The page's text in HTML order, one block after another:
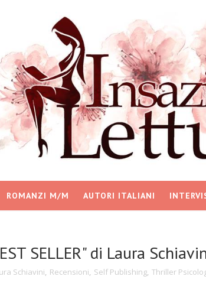
ROMANZI M/M AUTORI ITALIANI
SELLER" di Laura
Schiavini, Recensioni, Self Publishing, Thriller